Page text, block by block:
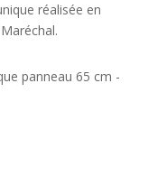
réalisée en
panneau 65 cm -